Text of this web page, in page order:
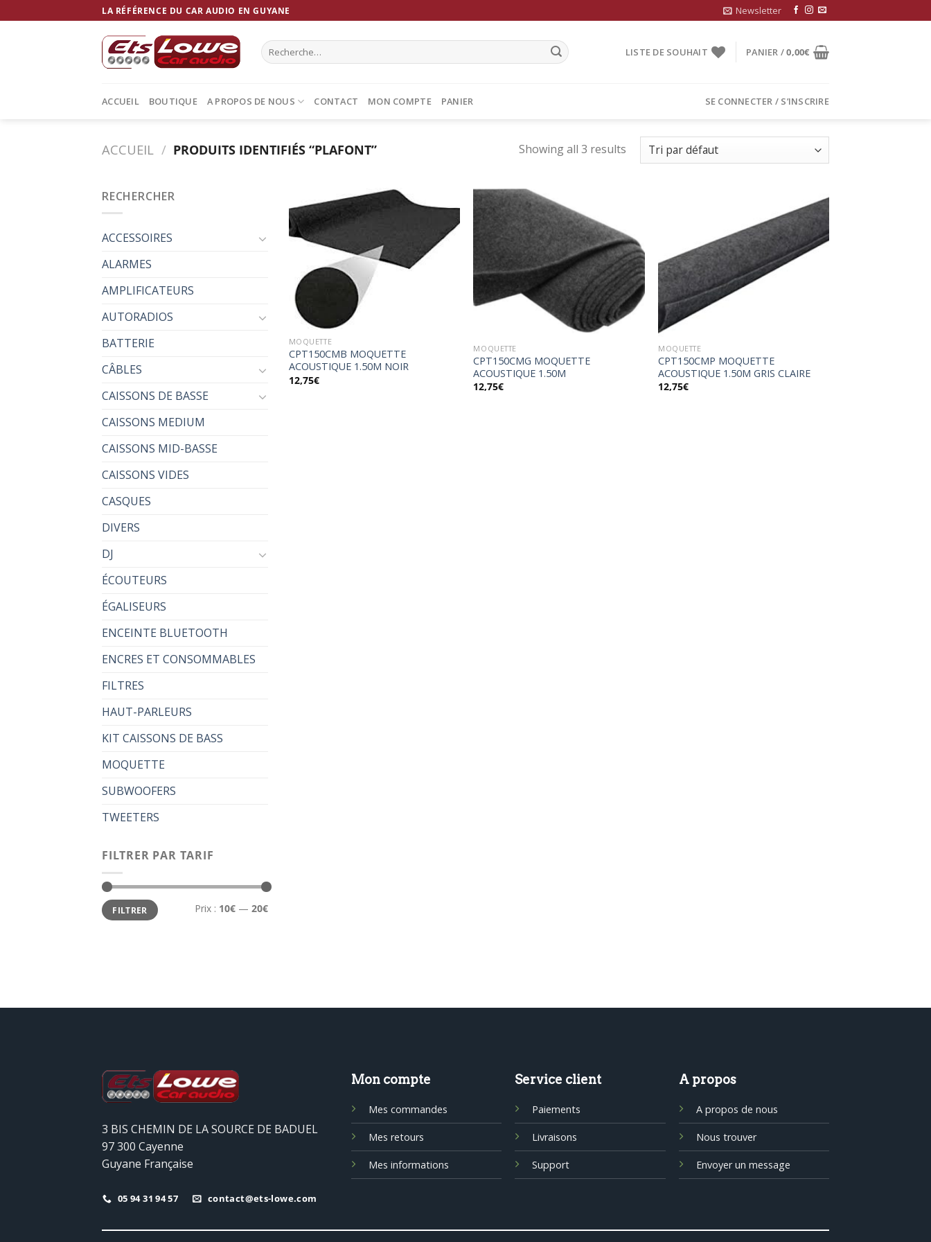
to
LA RÉFÉRENCE DU CAR AUDIO EN GUYANE Newsletter
Recherche
pour :
LISTE DE SOUHAIT PANIER /0,00€
ACCUEIL BOUTIQUE A PROPOS DE NOUS CONTACT MON COMPTE PANIER SE CONNECTER / S’INSCRIRE
ACCUEIL / PRODUITS IDENTIFIÉS “PLAFONT” Showing all 3 results
RECHERCHER
ACCESSOIRES
ALARMES
AMPLIFICATEURS
AUTORADIOS
BATTERIE
CÂBLES
CAISSONS DE BASSE
CAISSONS MEDIUM
CAISSONS MID-BASSE
CAISSONS VIDES
CASQUES
DIVERS
DJ
ÉCOUTEURS
ÉGALISEURS
ENCEINTE BLUETOOTH
ENCRES ET CONSOMMABLES
FILTRES
HAUT-PARLEURS
KIT CAISSONS DE BASS
MOQUETTE
SUBWOOFERS
TWEETERS
FILTRER PAR TARIF
Prix
min
Prix
maxFILTRER Prix : 10€ — 20€
Ajouter
MOQUETTE
CPT150CMB MOQUETTE
ACOUSTIQUE 1.50M NOIR
12,75€
Ajouter
à la
wishlist
MOQUETTE
CPT150CMG MOQUETTE
ACOUSTIQUE 1.50M
12,75€
Ajouter
à la
MOQUETTE
CPT150CMP MOQUETTE
ACOUSTIQUE 1.50M GRIS CLAIRE
12,75€
3 BIS CHEMIN DE LA SOURCE DE BADUEL
97 300 Cayenne
Guyane Française
05 94 31 94 57 contact@ets-lowe.com
Mon compte
Mes commandes
Mes retours
Mes informations
Service client
Paiements
Livraisons
Support
A propos
A propos de nous
Nous trouver
Envoyer un message